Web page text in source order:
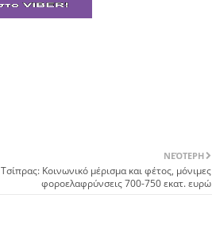
ΝΕΌΤΕΡΗ
Τσίπρας: Κοινωνικό μέρισμα και φέτος, μόνιμες
φοροελαφρύνσεις 700-750 εκατ. ευρώ